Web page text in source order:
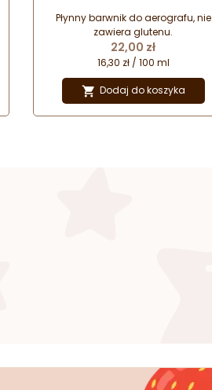
Płynny barwnik do aerografu, nie
zawiera glutenu.
Cena
22,00 zł
16,30 zł / 100 ml
 Dodaj do koszyka